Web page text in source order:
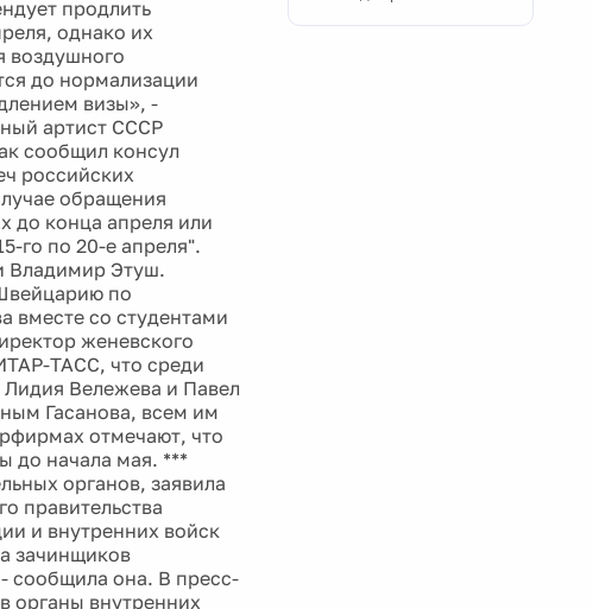
продлить
однако их
воздушного
до нормализации
визы», -
артист СССР
сообщил консул
российских
обращения
до конца апреля или
го по 20-е апреля".
Владимир Этуш.
по
со студентами
женевского
ТАСС, что среди
Лидия Вележева и Павел
Гасанова, всем им
отмечают, что
до начала мая. ***
органов, заявила
правительства
и внутренних войск
зачинщиков
сообщила она. В пресс-
органы внутренних